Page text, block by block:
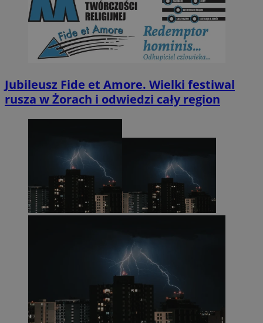
Jubileusz Fide et Amore. Wielki festiwal
rusza w Żorach i odwiedzi cały region